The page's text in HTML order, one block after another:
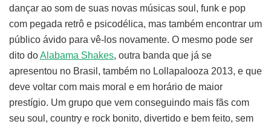
dançar ao som de suas novas músicas soul, funk e pop
com pegada retrô e psicodélica, mas também encontrar um
público ávido para vê-los novamente. O mesmo pode ser
dito doAlabama Shakes, outra banda que já se
apresentou no Brasil, também no Lollapalooza 2013, e que
deve voltar com mais moral e em horário de maior
prestígio. Um grupo que vem conseguindo mais fãs com
seu soul, country e rock bonito, divertido e bem feito, sem